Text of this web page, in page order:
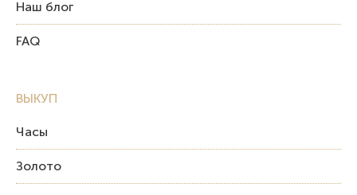
Наш блог
FAQ
ВЫКУП
Часы
Золото